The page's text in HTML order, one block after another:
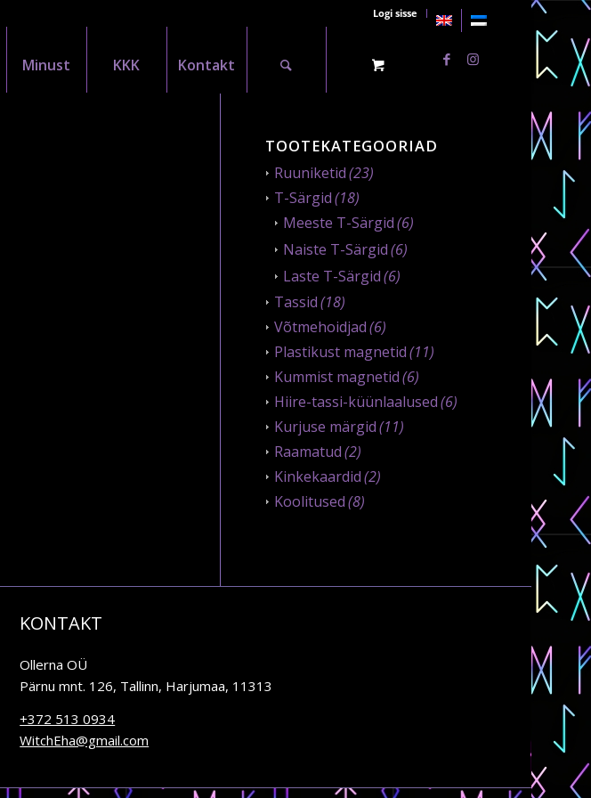
Logi sisse
Minust KKK Kontakt
TOOTEKATEGOORIAD
Ruuniketid(23)
T-Särgid(18)
Meeste T-Särgid(6)
Naiste T-Särgid(6)
Laste T-Särgid(6)
Tassid(18)
Võtmehoidjad(6)
Plastikust magnetid(11)
Kummist magnetid(6)
Hiire-tassi-küünlaalused(6)
Kurjuse märgid(11)
Raamatud(2)
Kinkekaardid(2)
Koolitused(8)
KONTAKT
Ollerna OÜ
Pärnu mnt. 126, Tallinn, Harjumaa, 11313
+372 513 0934
WitchEha@gmail.com